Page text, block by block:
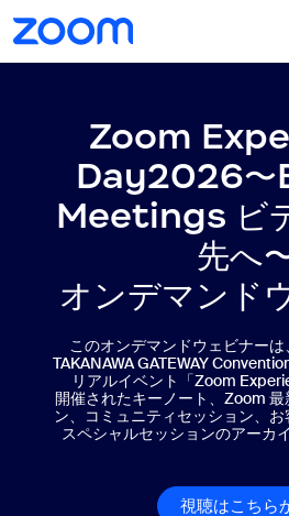
Zoom
Day2026
Meetings ビ
先へ
オンデマンド
このオンデマンドウェビナー
TAKANAWA GATEWAY
リアルイベント「Zoom
開催されたキーノート、Zoom 最
ン、コミュニティセッション、お
スペシャルセッションのアーカ
視聴はこちら